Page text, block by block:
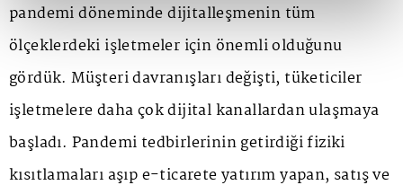
pandemi döneminde dijitalleşmenin tüm
ölçeklerdeki işletmeler için önemli olduğunu
gördük. Müşteri davranışları değişti, tüketiciler
işletmelere daha çok dijital kanallardan ulaşmaya
başladı. Pandemi tedbirlerinin getirdiği fiziki
kısıtlamaları aşıp e-ticarete yatırım yapan, satış ve